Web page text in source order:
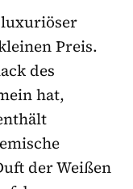
Preis.
des
hat,
der Weißen